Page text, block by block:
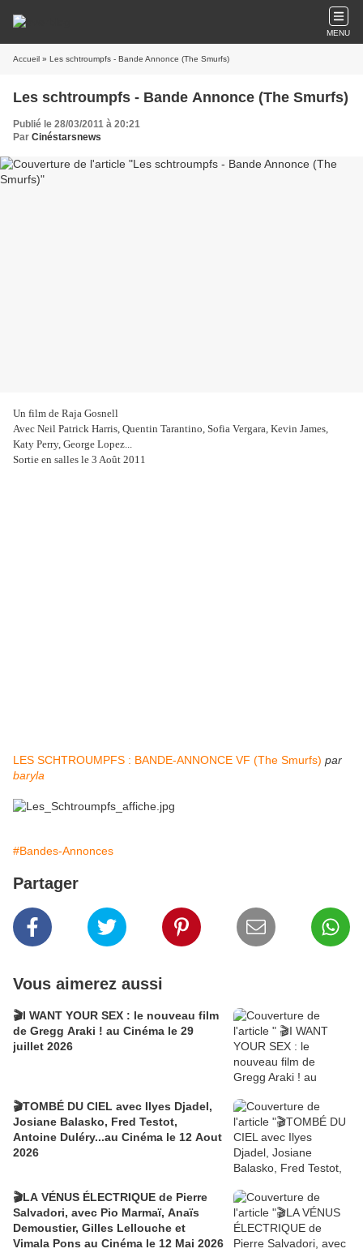
MENU
Accueil » Les schtroumpfs - Bande Annonce (The Smurfs)
Les schtroumpfs - Bande Annonce (The Smurfs)
Publié le 28/03/2011 à 20:21
Par Cinéstarsnews
Un film de Raja Gosnell
Avec Neil Patrick Harris, Quentin Tarantino, Sofia Vergara, Kevin James,
Katy Perry, George Lopez...
Sortie en salles le 3 Août 2011
LES SCHTROUMPFS : BANDE-ANNONCE VF (The Smurfs) par
baryla
#Bandes-Annonces
Partager
Vous aimerez aussi
🎬I WANT YOUR SEX : le nouveau film
de Gregg Araki ! au Cinéma le 29
juillet 2026
🎬TOMBÉ DU CIEL avec Ilyes Djadel,
Josiane Balasko, Fred Testot,
Antoine Duléry...au Cinéma le 12 Aout
2026
🎬LA VÉNUS ÉLECTRIQUE de Pierre
Salvadori, avec Pio Marmaï, Anaïs
Demoustier, Gilles Lellouche et
Vimala Pons au Cinéma le 12 Mai 2026